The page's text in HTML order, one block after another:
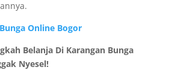
Online Bogor
Belanja Di Karangan Bunga
Nyesel!